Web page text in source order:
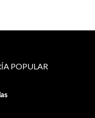
POPULAR